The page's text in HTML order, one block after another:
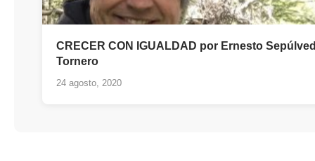
CRECER CON IGUALDAD por Ernesto
Tornero
24 agosto, 2020